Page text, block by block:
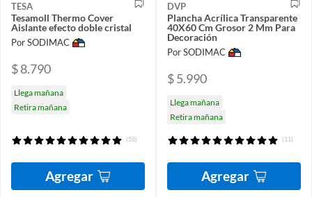
TESA
Tesamoll Thermo Cover
Aislante efecto doble cristal
Por SODIMAC
$ 8.790
Llega mañana
Retira mañana
(56)
Agregar
DVP
Plancha Acrílica Transparente
40X60 Cm Grosor 2 Mm Para
Decoración
Por SODIMAC
$ 5.990
Llega mañana
Retira mañana
(11)
Agregar